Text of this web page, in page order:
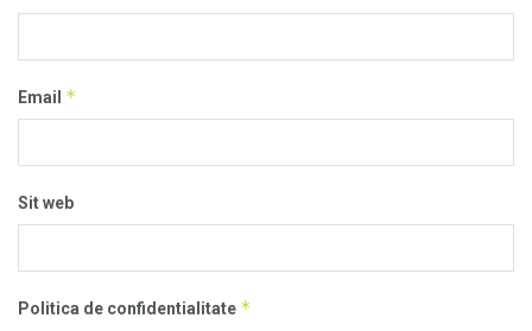
Email *
Sit web
Politica de confidentialitate *